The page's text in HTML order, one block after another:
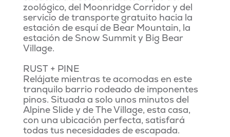
zoológico, del Moonridge Corridor y del
servicio de transporte gratuito hacia la
estación de esquí de Bear Mountain, la
estación de Snow Summit y Big Bear
Village.
RUST + PINE
Relájate mientras te acomodas en este
tranquilo barrio rodeado de imponentes
pinos. Situada a solo unos minutos del
Alpine Slide y de The Village, esta casa,
con una ubicación perfecta, satisfará
todas tus necesidades de escapada.